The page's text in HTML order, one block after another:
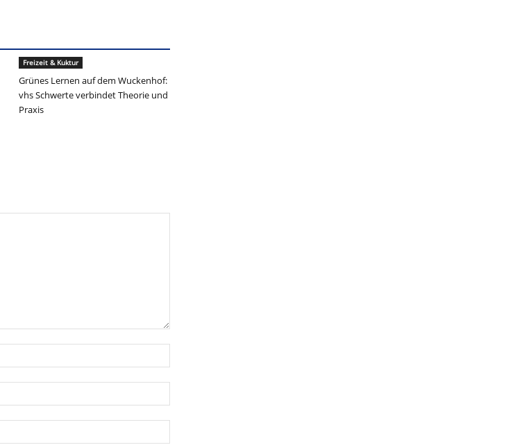
Freizeit & Kuktur
Grünes Lernen auf dem Wuckenhof:
vhs Schwerte verbindet Theorie und
Praxis